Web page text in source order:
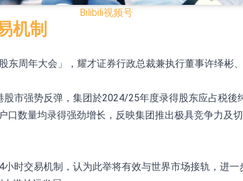
，中国智能健康(00348.HK)跌14.81%
涨+140.00%，拿森科技(02261.HK)涨+77.54%
金8月12日上市交易
的监管措施
Bilibili视频号
机制
周年大会」，耀才证券行政总裁兼执行董事许绎彬
市强势反弹，集团於2024/25年度录得股东应占税
数量均录得强劲增长，反映集团推出极具竞争力及
时交易机制，认为此举将有效与世界市场接轨，进